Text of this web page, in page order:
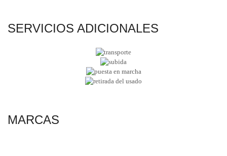
SERVICIOS ADICIONALES
MARCAS